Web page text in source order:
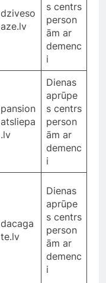
dziveso
aze.lv
s centrs
person
ām ar
demenc
i
pansion
atsliepa
.lv
Dienas
aprūpe
s centrs
person
ām ar
demenc
i
dacaga
te.lv
Dienas
aprūpe
s centrs
person
ām ar
demenc
i